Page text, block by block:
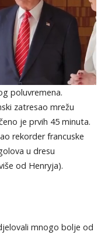
poluvremena.
zatresao mrežu
je prvih 45 minuta.
rekorder francuske
u dresu
od Henryja).
mnogo bolje od